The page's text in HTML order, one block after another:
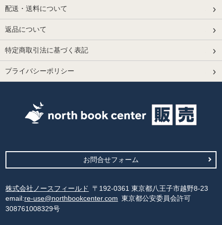
配送・送料について
返品について
特定商取引法に基づく表記
プライバシーポリシー
お問合せフォーム
株式会社ノースフィールド
〒192-0361 東京都八王子市越野8-23
email:re-use@northbookcenter.com 東京都公安委員会許可
308761008329号